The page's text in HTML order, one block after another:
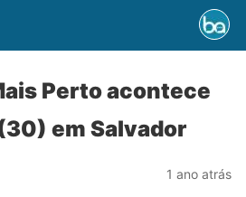
Perto acontece
em Salvador
1 ano atrás